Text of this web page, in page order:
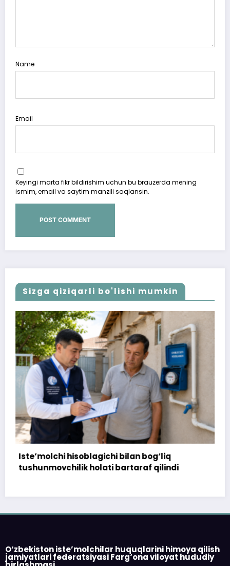
Name
Email
Keyingi marta fikr bildirishim uchun bu brauzerda mening
ismim, email va saytim manzili saqlansin.
Sizga qiziqarli bo'lishi mumkin
bilan bog‘liq
bartaraf qilindi
172 million so‘m
topshirilmadi…
O‘zbekiston iste’molchilar huquqlarini himoya qilish
jamiyatlari federatsiyasi Farg‘ona viloyat hududiy